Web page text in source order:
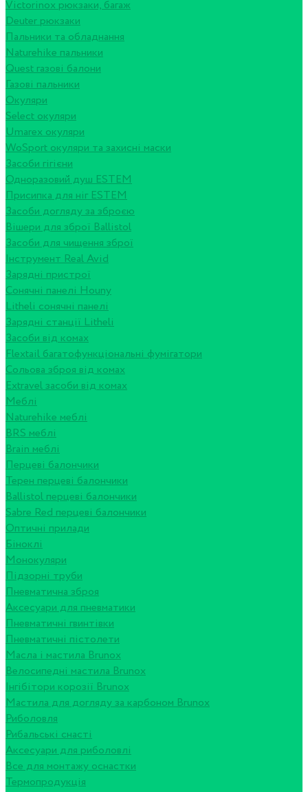
Victorinox рюкзаки, багаж
Deuter рюкзаки
Пальники та обладнання
Naturehike пальники
Quest газові балони
Газові пальники
Окуляри
Select окуляри
Umarex окуляри
WoSport окуляри та захисні маски
Засоби гігієни
Одноразовий душ ESTEM
Присипка для ніг ESTEM
Засоби догляду за зброєю
Вішери для зброї Ballistol
Засоби для чищення зброї
Інструмент Real Avid
Зарядні пристрої
Сонячні панелі Houny
Litheli сонячні панелі
Зарядні станції Litheli
Засоби від комах
Flextail багатофункціональні фумігатори
Сольова зброя від комах
Extravel засоби від комах
Меблі
Naturehike меблі
BRS меблі
Brain меблі
Перцеві балончики
Терен перцеві балончики
Ballistol перцеві балончики
Sabre Red перцеві балончики
Оптичні прилади
Біноклі
Монокуляри
Підзорні труби
Пневматична зброя
Аксесуари для пневматики
Пневматичні гвинтівки
Пневматичні пістолети
Масла і мастила Brunox
Велосипедні мастила Brunox
Інгібітори корозії Brunox
Мастила для догляду за карбоном Brunox
Риболовля
Рибальські снасті
Аксесуари для риболовлі
Все для монтажу оснастки
Термопродукція